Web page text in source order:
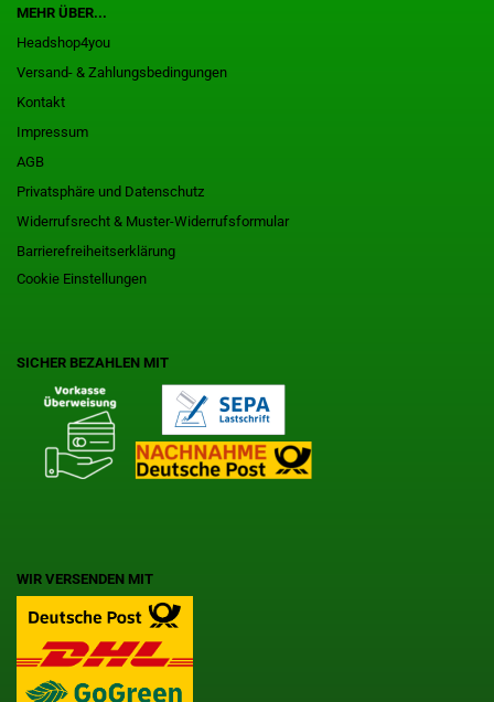
MEHR ÜBER...
Headshop4you
Versand- & Zahlungsbedingungen
Kontakt
Impressum
AGB
Privatsphäre und Datenschutz
Widerrufsrecht & Muster-Widerrufsformular
Barrierefreiheitserklärung
Cookie Einstellungen
SICHER BEZAHLEN MIT
WIR VERSENDEN MIT